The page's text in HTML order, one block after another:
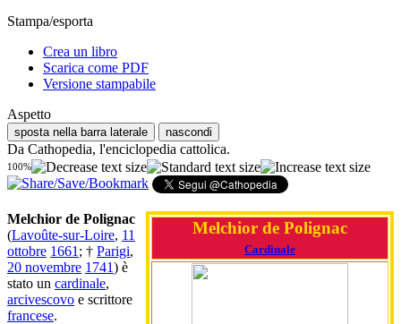
Stampa/esporta
Crea un libro
Scarica come PDF
Versione stampabile
Aspetto
sposta nella barra laterale nascondi
Da Cathopedia, l'enciclopedia cattolica.
100%
Melchior de Polignac
Cardinale
Melchior de Polignac
(Lavoûte-sur-Loire, 11
ottobre 1661 ; † Parigi,
20 novembre 1741) è
stato un cardinale,
arcivescovo e scrittore
francese.